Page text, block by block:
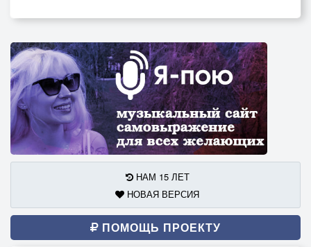
НАМ 15 ЛЕТ
НОВАЯ ВЕРСИЯ
ПОМОЩЬ ПРОЕКТУ